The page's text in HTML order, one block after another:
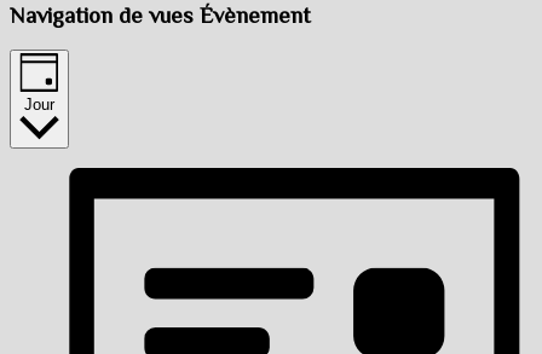
Navigation de vues Évènement
Jour